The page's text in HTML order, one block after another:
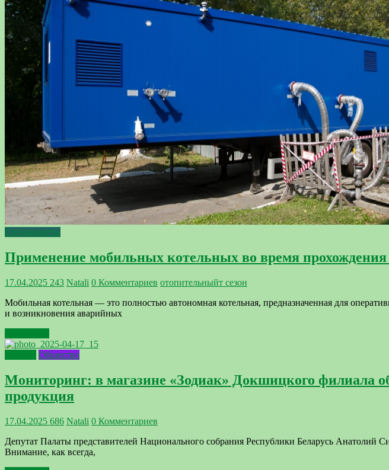
Специалисты
Применение мобильных котельных во время прохождения
17.04.2025 243 Natali 0 Комментариев отопительныйт сезон
Мобильная котельная — это полностью автономная котельная, предназначенная для
и возникновения аварийных
Общество
Мониторинг: в магазине «Зодиак» Докшицкого филиала
продукция
17.04.2025 686 Natali 0 Комментариев
Депутат Палаты представителей Национального собрания Республики Беларусь
Внимание, как всегда,